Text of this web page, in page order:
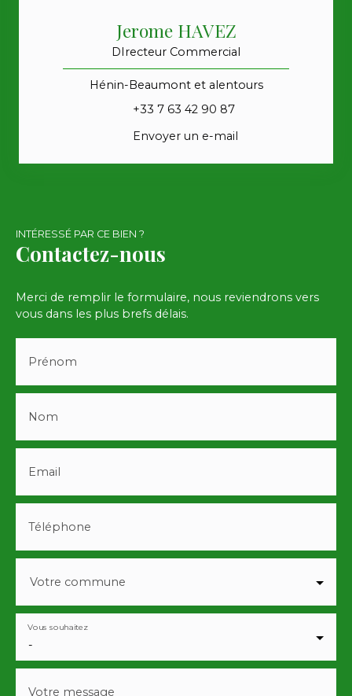
Jerome HAVEZ
DIrecteur Commercial
Hénin-Beaumont et alentours
+33 7 63 42 90 87
Envoyer un e-mail
INTÉRESSÉ PAR CE BIEN ?
Contactez-nous
Merci de remplir le formulaire, nous reviendrons vers
vous dans les plus brefs délais.
Prénom
Nom
Email
Téléphone
Votre commune
-
Vous souhaitez
Votre message